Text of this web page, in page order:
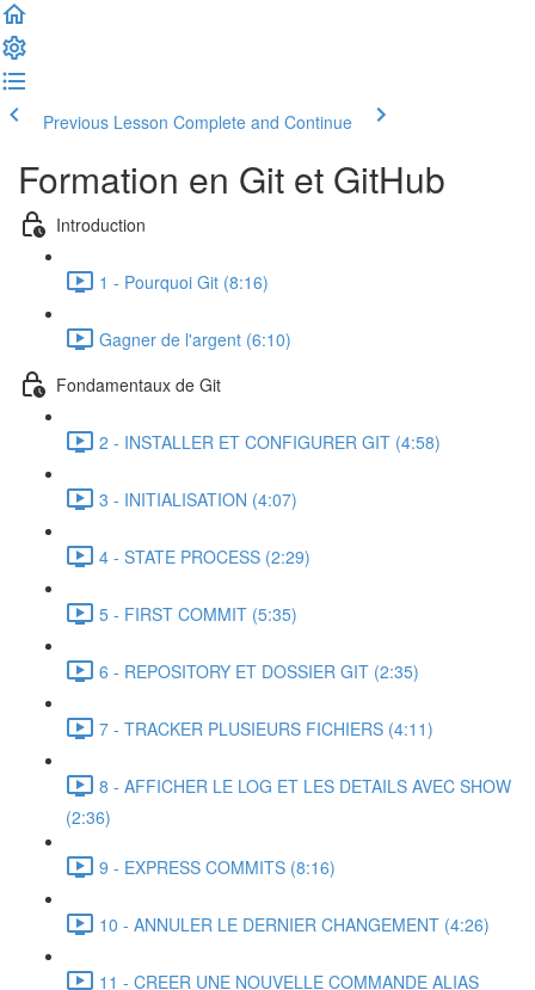
Previous Lesson Complete and Continue
Formation en Git et GitHub
Introduction
1 - Pourquoi Git (8:16)
Gagner de l'argent (6:10)
Fondamentaux de Git
2 - INSTALLER ET CONFIGURER GIT (4:58)
3 - INITIALISATION (4:07)
4 - STATE PROCESS (2:29)
5 - FIRST COMMIT (5:35)
6 - REPOSITORY ET DOSSIER GIT (2:35)
7 - TRACKER PLUSIEURS FICHIERS (4:11)
8 - AFFICHER LE LOG ET LES DETAILS AVEC SHOW
(2:36)
9 - EXPRESS COMMITS (8:16)
10 - ANNULER LE DERNIER CHANGEMENT (4:26)
11 - CREER UNE NOUVELLE COMMANDE ALIAS